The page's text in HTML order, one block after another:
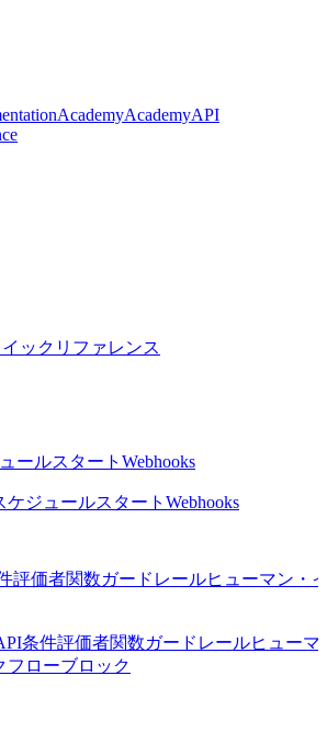
AcademyAcademyAPI
イックリファレンス
ールスタート Webhooks
ケジュールスタート Webhooks
評価者関数ガードレールヒューマン・
条件評価者関数ガードレールヒュー
フローブロック